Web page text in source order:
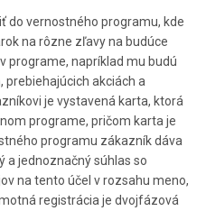
do vernostného programu, kde
na rôzne zľavy na budúce
programe, napríklad mu budú
prebiehajúcich akciách a
je vystavená karta, ktorá
programe, pričom karta je
programu zákazník dáva
a jednoznačný súhlas so
na tento účel v rozsahu meno,
registrácia je dvojfázová